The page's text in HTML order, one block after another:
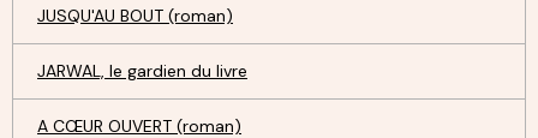
JUSQU'AU BOUT (roman)
JARWAL, le gardien du livre
A CŒUR OUVERT (roman)